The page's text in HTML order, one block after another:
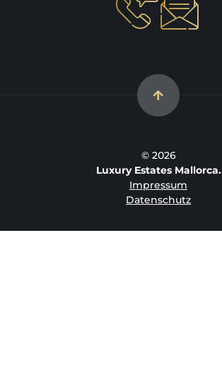
© 2026
Luxury Estates Mallorca.
Impressum
Datenschutz